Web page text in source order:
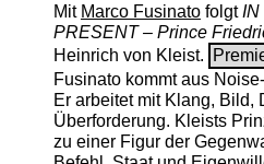
Mit Marco FusinatofolgtIN
PRESENT – Prince
Heinrich von Kleist.
Fusinato kommt aus
Er arbeitet mit Klang, Bild,
Überforderung. Kleists
zu einer Figur der